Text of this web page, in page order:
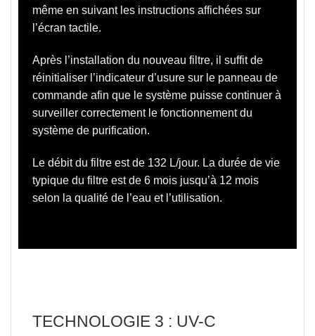
même en suivant les instructions affichées sur
l’écran tactile.
Après l’installation du nouveau filtre, il suffit de
réinitialiser l’indicateur d’usure sur le panneau de
commande afin que le système puisse continuer à
surveiller correctement le fonctionnement du
système de purification.
Le débit du filtre est de 132 L/jour. La durée de vie
typique du filtre est de 6 mois jusqu’à 12 mois
selon la qualité de l’eau et l’utilisation.
TECHNOLOGIE 3 : UV-C